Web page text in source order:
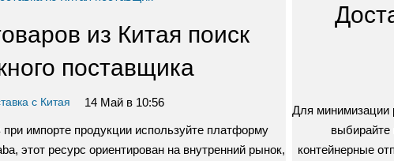
из Китая поиск
поставщика
с Китая 14 Май в 10:56
импорте продукции используйте платформу
этот ресурс ориентирован на внутренний рынок,
Для минимизации
выбирайте
контейнерные